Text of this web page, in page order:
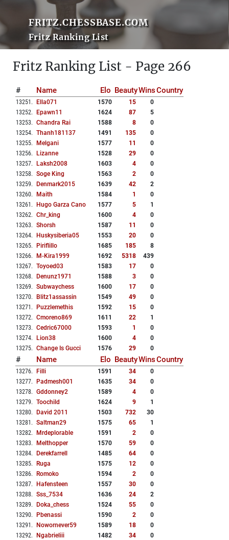
FRITZ.CHESSBASE.COM
Fritz Ranking List
Fritz Ranking List - Page 266
# Name Elo BeautyWinsCountry
13251 . Ella071 1570 15
0
13252. Epawn11 1624 87
5
13253. Chandra Rai 1588 8
0
13254. Thanh181137 1491 135
0
13255. Melgani 1577 11
0
13256. Lizanne 1528 29
0
13257. Laksh2008 1603 4
0
13258. Soge King 1563 2
0
13259. Denmark2015 1639 42
2
13260. Maith 1584 1
0
13261 . Hugo Garza Cano 1577 5
1
13262. Chr_king 1600 4
0
13263. Shorsh 1587 11
0
13264. Huskysiberia05 1553 20
0
13265. Piriflillo 1685 185
8
13266. M-Kira1999 1692 5318
439
13267. Toyoed03 1583 17
0
13268. Denunz1971 1588 3
0
13269. Subwaychess 1600 17
0
13270. Blitz1assassin 1549 49
0
13271 . Puzzlemethis 1592 15
0
13272. Cmoreno869 1611 22
1
13273. Cedric67000 1593 1
0
13274. Lion38 1600 4
0
13275. Change Is Gucci 1576 29 0
# Name Elo BeautyWinsCountry
13276. Filli 1591 34
0
13277. Padmesh001 1635 34
0
13278. Gddonney2 1589 4
0
13279. Toochild 1624 9
1
13280. David 2011 1503 732
30
13281 . Saltman29 1575 65
1
13282. Mrdeplorable 1591 2
0
13283. Melthopper 1570 59
0
13284. Derekfarrell 1485 64
0
13285. Ruga 1575 12
0
13286. Romoko 1594 2
0
13287. Hafensteen 1557 30
0
13288. Sss_7534 1636 24
2
13289. Doka_chess 1524 55
0
13290. Pbenassi 1590 2
0
13291 . Nowornever59 1589 18
0
13292. Ngabrieliii 1482 34
0